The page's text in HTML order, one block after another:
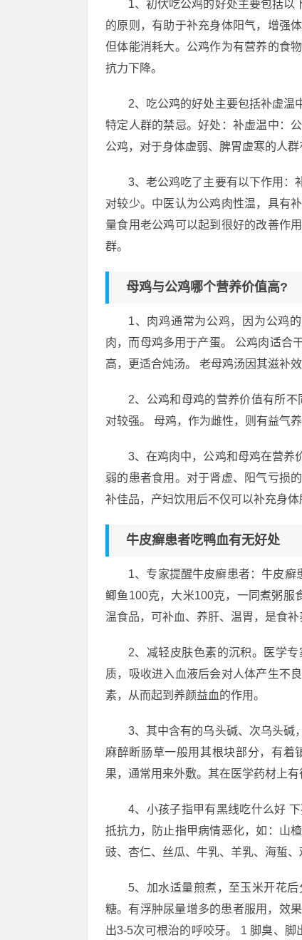
1、初伏吃公鸡的好处主要包括以
的原则，有助于补充身体阳气，增强
但体能消耗大。公鸡作为有营养的食
抗力下降。
2、吃公鸡的好处主要包括补虚温
特定人群的禁忌。好处：补虚温中：
公鸡，对于身体虚弱、脾胃虚寒的人
3、老公鸡吃了主要有以下作用：
对较少。中医认为公鸡肉性温，具有
量食用老公鸡可以起到很好的改善作
群。
母鸡与公鸡哪个营养价值高?
1、肉鸡通常为公鸡，因为公鸡
肉，而母鸡多用于产蛋。 公鸡肉适合
高，更适合炖汤。 老母鸡汤因其滋补
2、公鸡和母鸡的营养价值有所
对较强。 母鸡，作为雌性，则有益气
3、在鸡肉中，公鸡和母鸡在营养
弱的患者食用。对于肾虚、阳气亏损
补佳品，产妇饮用后不仅可以补充身体
牛皮癣患者吃鸭血有无好处
1、专家提醒牛皮癣患者：牛皮癣
鲫鱼100克，大米100克，一同煮粥服
温食品，可补血、养肝、温胃，是食
2、减轻皮肤色素的沉积。医学
质，吸收进入血液后会对人体产生不
素，从而起到养颜益血的作用。
3、其中含有的乌头碱、次乌头碱
麻醉断肠草一般用其根块部分，有着
果，通常用来外敷。其在医学药材上有
4、小孩子指甲有黑线吃什么好
抵抗力，防止指甲病情恶化，如：山
豉、杏仁、丝瓜、牛乳、羊乳、海蜇、
5、加水适量煎煮，至玉米开花
糖。有浮肿尿量增多的患者服用，效
出3-5次可根治的呼咬牙。 1 脚臭、脚